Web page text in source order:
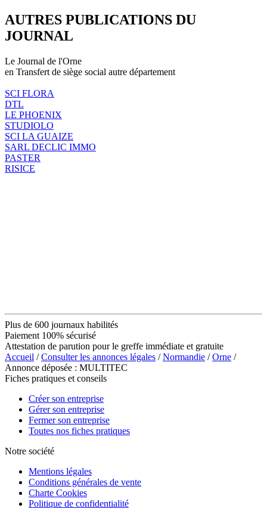
AUTRES PUBLICATIONS DU
JOURNAL
Le Journal de l'Orne
en Transfert de siège social autre département
SCI FLORA
DTL
LE PHOENIX
STUDIOLO
SCI LA GUAIZE
SARL DECLIC IMMO
PASTER
RISICE
Plus de 600 journaux habilités
Paiement 100% sécurisé
Attestation de parution pour le greffe immédiate et gratuite
Accueil /Consulter les annonces légales /Normandie /Orne /
Annonce déposée : MULTITEC
Fiches pratiques et conseils
Créer son entreprise
Gérer son entreprise
Fermer son entreprise
Toutes nos fiches pratiques
Notre société
Mentions légales
Conditions générales de vente
Charte Cookies
Politique de confidentialité